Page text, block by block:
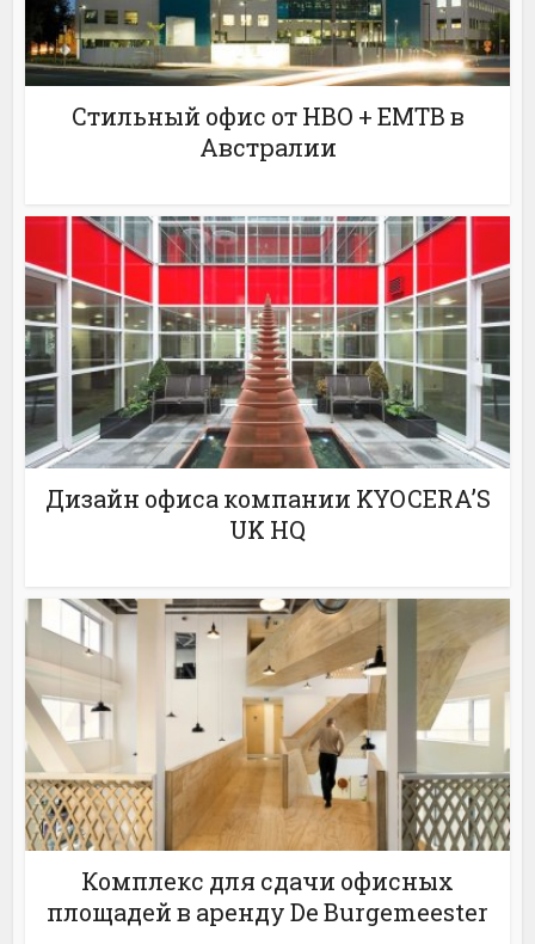
Стильный офис от HBO + EMTB в
Австралии
Дизайн офиса компании KYOCERA’S
UK HQ
Комплекс для сдачи офисных
площадей в аренду De Burgemeester